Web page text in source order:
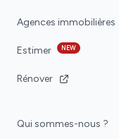
Agences immobilières
Estimer NEW
Rénover
Qui sommes-nous ?